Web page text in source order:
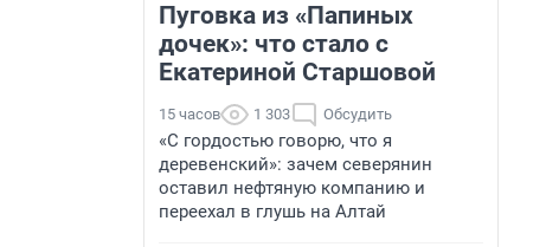
Пуговка из «Папиных
дочек»: что стало с
Екатериной Старшовой
15 часов 1 303 Обсудить
«С гордостью говорю, что я
деревенский»: зачем северянин
оставил нефтяную компанию и
переехал в глушь на Алтай